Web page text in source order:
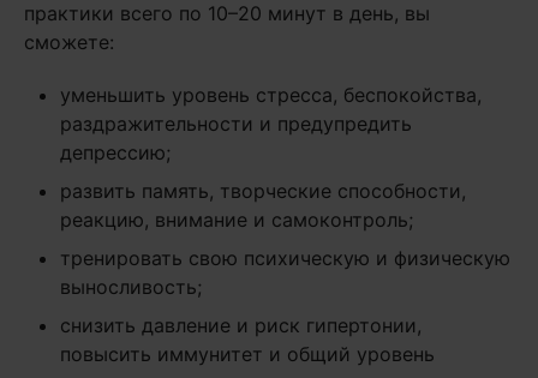
практики всего по 10–20 минут в день, вы
сможете:
уменьшить уровень стресса, беспокойства,
раздражительности и предупредить
депрессию;
развить память, творческие способности,
реакцию, внимание и самоконтроль;
тренировать свою психическую и физическую
выносливость;
снизить давление и риск гипертонии,
повысить иммунитет и общий уровень